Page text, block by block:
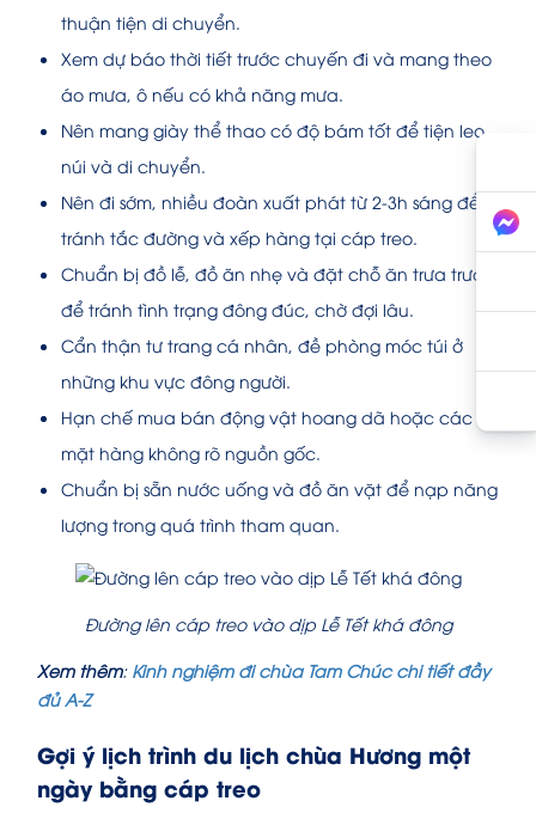
thuận tiện di chuyển.
Xem dự báo thời tiết trước chuyến đi và mang theo
áo mưa, ô nếu có khả năng mưa.
Nên mang giày thể thao có độ bám tốt để tiện leo
núi và di chuyển.
Nên đi sớm, nhiều đoàn xuất phát từ 2-3h sáng để
tránh tắc đường và xếp hàng tại cáp treo.
Chuẩn bị đồ lễ, đồ ăn nhẹ và đặt chỗ ăn trưa trước
để tránh tình trạng đông đúc, chờ đợi lâu.
Cẩn thận tư trang cá nhân, đề phòng móc túi ở
những khu vực đông người.
Hạn chế mua bán động vật hoang dã hoặc các
mặt hàng không rõ nguồn gốc.
Chuẩn bị sẵn nước uống và đồ ăn vặt để nạp năng
lượng trong quá trình tham quan.
Đường lên cáp treo vào dịp Lễ Tết khá đông
Xem thêm: Kinh nghiệm đi chùa Tam Chúc chi tiết đầy
đủ A-Z
Gợi ý lịch trình du lịch chùa Hương một
ngày bằng cáp treo